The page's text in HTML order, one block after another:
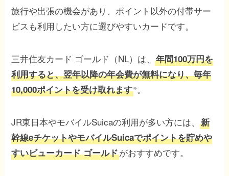
旅行や出張の機会があり、ポイント以外の付帯サー
ビスも利用したい方に選びやすいカードです。
三井住友カード ゴールド（NL）は、年間100万円を
利用すると、翌年以降の年会費が無料になり、毎年
10,000ポイントを受け取れます※。
JR東日本やモバイルSuicaの利用が多い方には、新
幹線eチケットやモバイルSuicaでポイントを貯めや
すいビューカード ゴールドがおすすめです。